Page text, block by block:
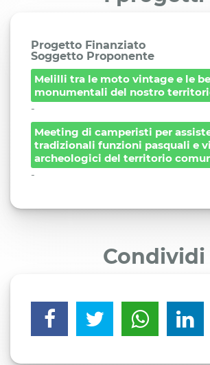
Progetto Finanziato
Soggetto Proponente
Melilli tra le moto vintage e le
monumentali del nostro
-
Meeting di camperisti per
tradizionali funzioni pasquali e
archeologici del territorio
-
Condividi